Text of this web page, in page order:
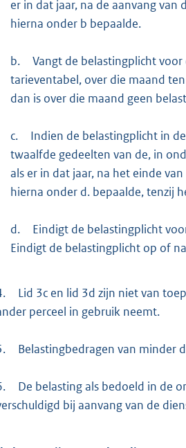
er in dat jaar, na de aanvang
hierna onder b bepaalde.
b.
Vangt de belastingplicht
tarieventabel, over die maand
dan is over die maand geen
c.
Indien de belastingplicht in
twaalfde gedeelten van de, in
als er in dat jaar, na het einde
hierna onder d. bepaalde, tenzij
d.
Eindigt de belastingplicht
Eindigt de belastingplicht op of
Lid 3c en lid 3d zijn niet van
perceel in gebruik neemt.
Belastingbedragen van minder
De belasting als bedoeld in de
bij aanvang van de